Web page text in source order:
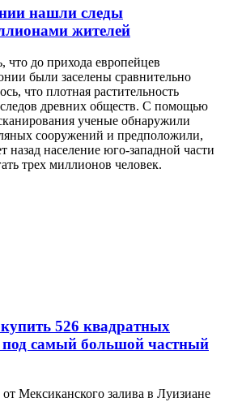
нашли следы
жителей
что до прихода европейцев
были заселены сравнительно
что плотная растительность
древних обществ. С помощью
ученые обнаружили
сооружений и предположили,
назад население юго-западной части
трех миллионов человек.
526 квадратных
под самый большой частный
Мексиканского залива в Луизиане